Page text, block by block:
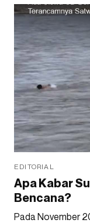
EDITORIAL
Apa Kabar
Bencana?
Pada November